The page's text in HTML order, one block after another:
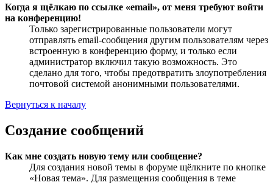
Когда я щёлкаю по ссылке «email», от меня требуют войти
на конференцию!
Только зарегистрированные пользователи могут
отправлять email-сообщения другим пользователям через
встроенную в конференцию форму, и только если
администратор включил такую возможность. Это
сделано для того, чтобы предотвратить злоупотребления
почтовой системой анонимными пользователями.
Вернуться к началу
Создание сообщений
Как мне создать новую тему или сообщение?
Для создания новой темы в форуме щёлкните по кнопке
«Новая тема». Для размещения сообщения в теме